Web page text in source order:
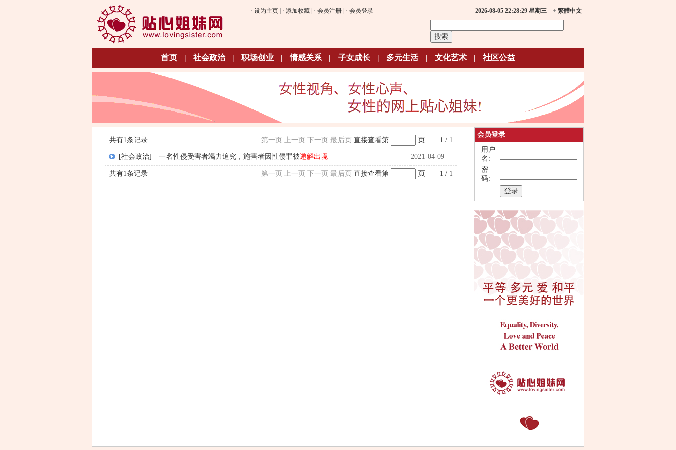
· 设为主页 | · 添加收藏 | · 会员注册 | · 会员登录 2026-08-05 22:28:29 星期三 + 繁體中文
首页 | 社会政治 | 职场创业 | 情感关系 | 子女成长 | 多元生活 | 文化艺术 | 社区公益
共有1条记录 第一页 上一页 下一页 最后页 直接查看第 页 1 / 1
[社会政治] 一名性侵受害者竭力追究，施害者因性侵罪被递解出境 2021-04-09
共有1条记录 第一页 上一页 下一页 最后页 直接查看第 页 1 / 1
会员登录
用户
名:
密
码: